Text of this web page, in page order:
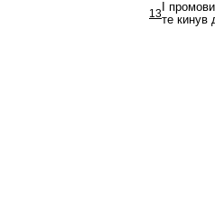
13 І
те кинув